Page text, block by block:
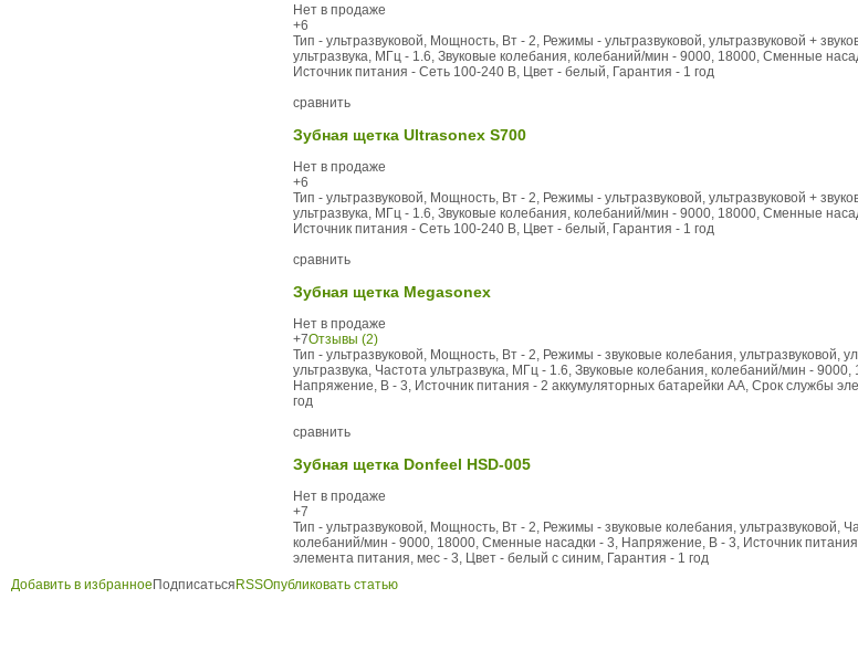
Нет в продаже
+6
Тип - ультразвуковой, Мощность, Вт - 2, Режимы - ультразвуковой, ультразвуковой +
ультразвука, МГц - 1.6, Звуковые колебания, колебаний/мин - 9000, 18000, Сменные
Источник питания - Сеть 100-240 В, Цвет - белый, Гарантия - 1 год
сравнить
Зубная щетка Ultrasonex S700
Нет в продаже
+6
Тип - ультразвуковой, Мощность, Вт - 2, Режимы - ультразвуковой, ультразвуковой +
ультразвука, МГц - 1.6, Звуковые колебания, колебаний/мин - 9000, 18000, Сменные
Источник питания - Сеть 100-240 В, Цвет - белый, Гарантия - 1 год
сравнить
Зубная щетка Megasonex
Нет в продаже
+7Отзывы (2)
Тип - ультразвуковой, Мощность, Вт - 2, Режимы - звуковые колебания, ультразвуковой,
ультразвука, Частота ультразвука, МГц - 1.6, Звуковые колебания, колебаний/мин -
Напряжение, В - 3, Источник питания - 2 аккумуляторных батарейки АА, Срок службы
год
сравнить
Зубная щетка Donfeel HSD-005
Нет в продаже
+7
Тип - ультразвуковой, Мощность, Вт - 2, Режимы - звуковые колебания, ультразвуковой,
колебаний/мин - 9000, 18000, Сменные насадки - 3, Напряжение, В - 3, Источник
элемента питания, мес - 3, Цвет - белый с синим, Гарантия - 1 год
Добавить в избранное Подписаться RSSОпубликовать статью